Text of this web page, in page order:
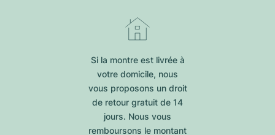
Si la montre est livrée à
votre domicile, nous
vous proposons un droit
de retour gratuit de 14
jours. Nous vous
remboursons le montant